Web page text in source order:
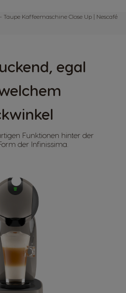
egal
Funktionen hinter der
der Infinissima.